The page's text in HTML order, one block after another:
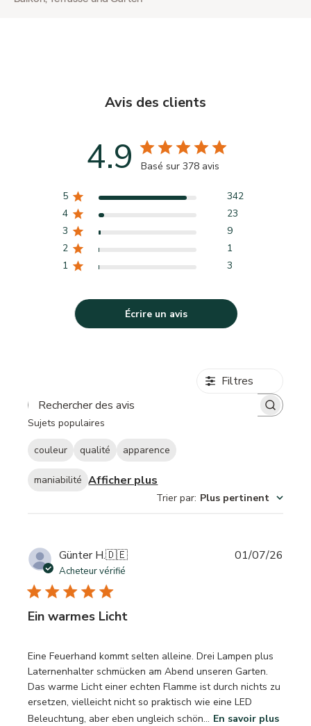
Avis des clients
4.9 Basé sur 378 avis
5
342
4
23
3
9
2
1
1
3
Écrire un avis
Filtres
Sujets populaires
couleur qualité apparence
maniabilité Afficher plus
Trier par: Plus pertinent
Günter H.🇩🇪
Acheteur vérifié
Ein warmes Licht
Eine Feuerhand kommt selten alleine. Drei Lampen plus
Laternenhalter schmücken am Abend unseren Garten.
Das warme Licht einer echten Flamme ist durch nichts zu
ersetzen, vielleicht nicht so praktisch wie eine LED
Beleuchtung, aber eben ungleich schön... En savoir plus
01/07/26